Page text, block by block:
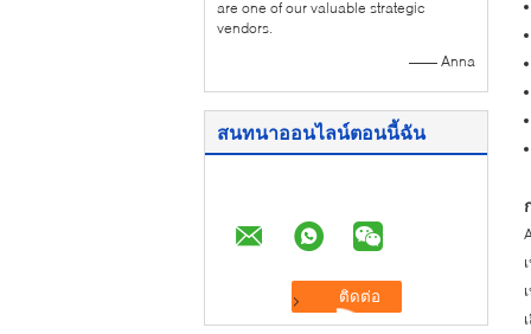
are one of our valuable strategic
vendors.
—— Anna
สนทนาออนไลน์ตอนนี้ฉัน